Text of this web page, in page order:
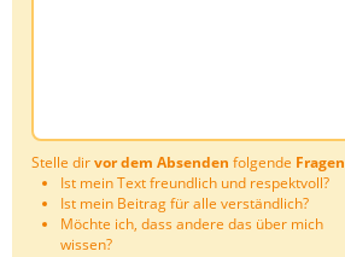
Stelle dirvor dem Absenden folgende Fragen
Ist mein Text freundlich und respektvoll?
Ist mein Beitrag für alle verständlich?
Möchte ich, dass andere das über mich
wissen?